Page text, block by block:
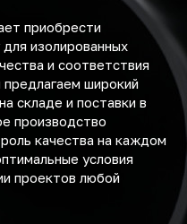
приобрести
изолированных
и соответствия
широкий
складе и поставки в
производство
качества на каждом
условия
проектов любой